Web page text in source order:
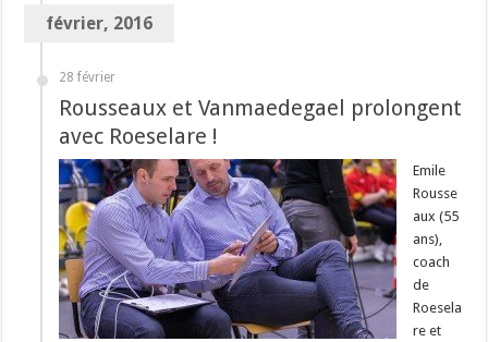
février, 2016
28 février
Rousseaux et Vanmaedegael prolongent
avec Roeselare !
Emile
Rousse
aux (55
ans),
coach
de
Roesela
re et